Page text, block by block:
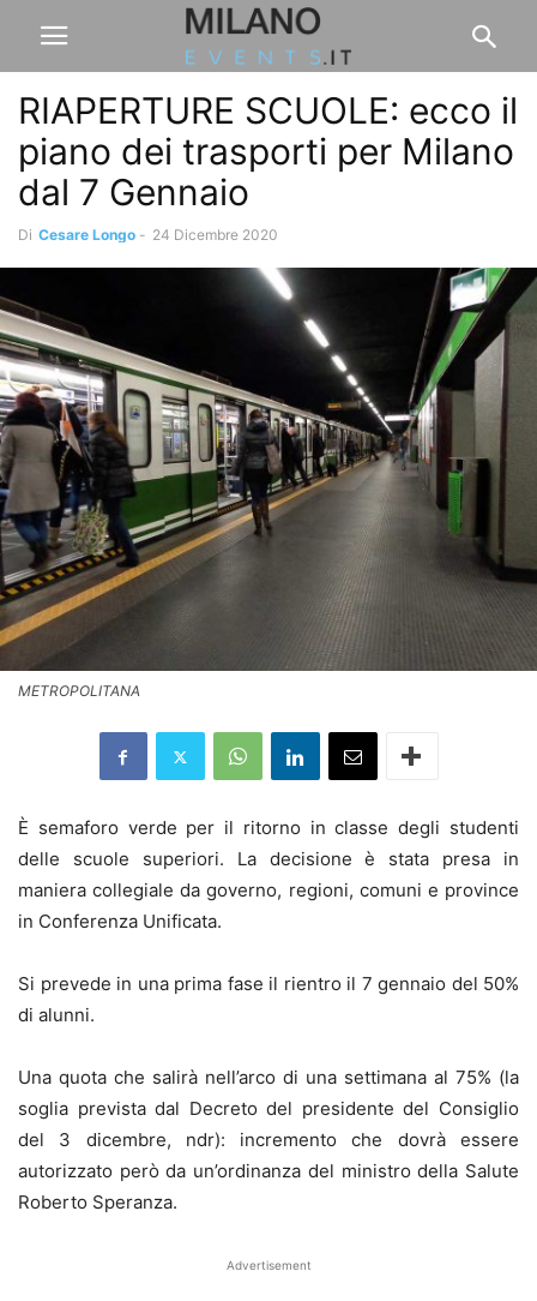
RIAPERTURE SCUOLE: ecco il
piano dei trasporti per Milano
dal 7 Gennaio
Di Cesare Longo - 24 Dicembre 2020
METROPOLITANA
È semaforo verde per il ritorno in classe degli studenti
delle scuole superiori. La decisione è stata presa in
maniera collegiale da governo, regioni, comuni e province
in Conferenza Unificata.
Si prevede in una prima fase il rientro il 7 gennaio del 50%
di alunni.
Una quota che salirà nell’arco di una settimana al 75% (la
soglia prevista dal Decreto del presidente del Consiglio
del 3 dicembre, ndr): incremento che dovrà essere
autorizzato però da un’ordinanza del ministro della Salute
Roberto Speranza.
Advertisement